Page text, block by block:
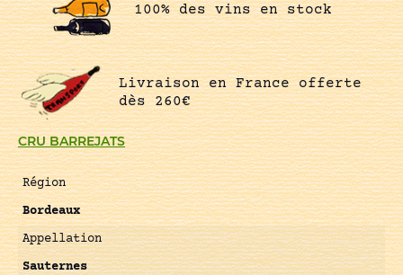
CRU BARREJATS
Région
Bordeaux
Appellation
Sauternes
100% des vins en stock
Livraison en France offerte
dès 260€